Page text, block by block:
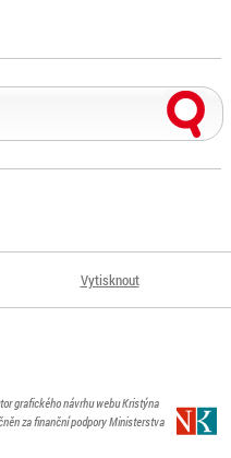
Vytisknout
grafického návrhu webu Kristýna
za finanční podpory Ministerstva